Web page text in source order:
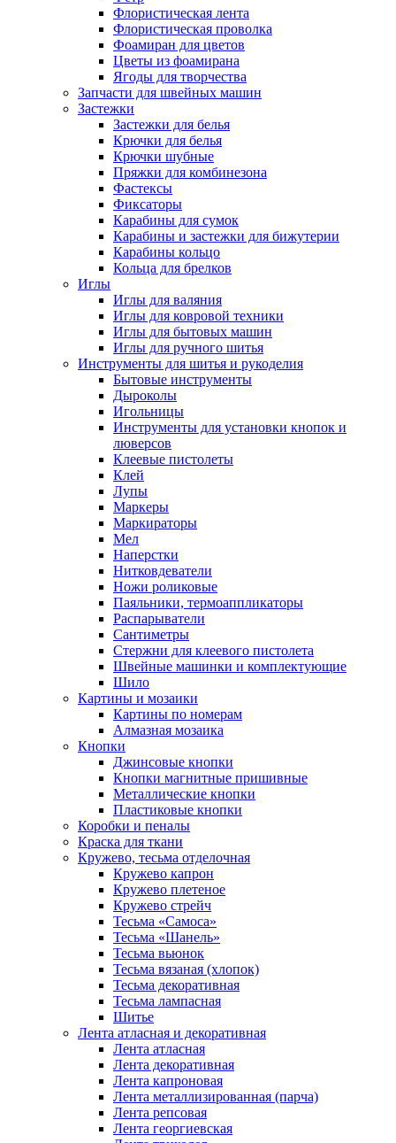
Флористическая лента
Флористическая проволка
Фоамиран для цветов
Цветы из фоамирана
Ягоды для творчества
Запчасти для швейных машин
Застежки
Застежки для белья
Крючки для белья
Крючки шубные
Пряжки для комбинезона
Фастексы
Фиксаторы
Карабины для сумок
Карабины и застежки для бижутерии
Карабины кольцо
Кольца для брелков
Иглы
Иглы для валяния
Иглы для ковровой техники
Иглы для бытовых машин
Иглы для ручного шитья
Инструменты для шитья и рукоделия
Бытовые инструменты
Дыроколы
Игольницы
Инструменты для установки кнопок и
люверсов
Клеевые пистолеты
Клей
Лупы
Маркеры
Маркираторы
Мел
Наперстки
Нитковдеватели
Ножи роликовые
Паяльники, термоаппликаторы
Распарыватели
Сантиметры
Стержни для клеевого пистолета
Швейные машинки и комплектующие
Шило
Картины и мозаики
Картины по номерам
Алмазная мозаика
Кнопки
Джинсовые кнопки
Кнопки магнитные пришивные
Металлические кнопки
Пластиковые кнопки
Коробки и пеналы
Краска для ткани
Кружево, тесьма отделочная
Кружево капрон
Кружево плетеное
Кружево стрейч
Тесьма «Самоса»
Тесьма «Шанель»
Тесьма вьюнок
Тесьма вязаная (хлопок)
Тесьма декоративная
Тесьма лампасная
Шитье
Лента атласная и декоративная
Лента атласная
Лента декоративная
Лента капроновая
Лента металлизированная (парча)
Лента репсовая
Лента георгиевская